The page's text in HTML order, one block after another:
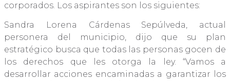
corporados. Los aspirantes son los siguientes:
Sandra Lorena Cárdenas Sepúlveda, actual
personera del municipio, dijo que su plan
estratégico busca que todas las personas gocen de
los derechos que les otorga la ley. “Vamos a
desarrollar acciones encaminadas a garantizar los